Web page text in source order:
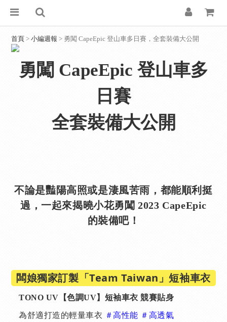
首頁 > 小編週報 > 勇闖 CapeEpic 登山車多日賽，全套裝備大公開
勇闖 CapeEpic 登山車多
日賽
全套裝備大公開
不論是豔陽高照或是淒風苦雨，都能順利挺
過，一起來揭曉小花勇闖 2023 CapeEpic
的裝備吧！
闆娘獨家訂製「Team Taiwan」短袖車衣
TONO UV【色調UV】短袖車衣 競賽貼身
為舒適打造的輕量車衣 ＃高性能 ＃高透氣